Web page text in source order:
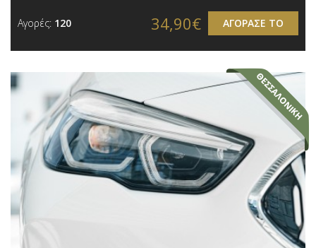
Αγορές: 120 ΑΓΟΡΑΣΕ ΤΟ
34,90€